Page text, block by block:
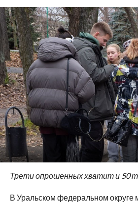
Трети опрошенных хватит и 50
В Уральском федеральном округе